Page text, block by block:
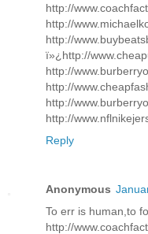
http://
http://
http://
ï»¿http://
http://
http://
http://
http://
Reply
Anonymous
To err is human,to
http://